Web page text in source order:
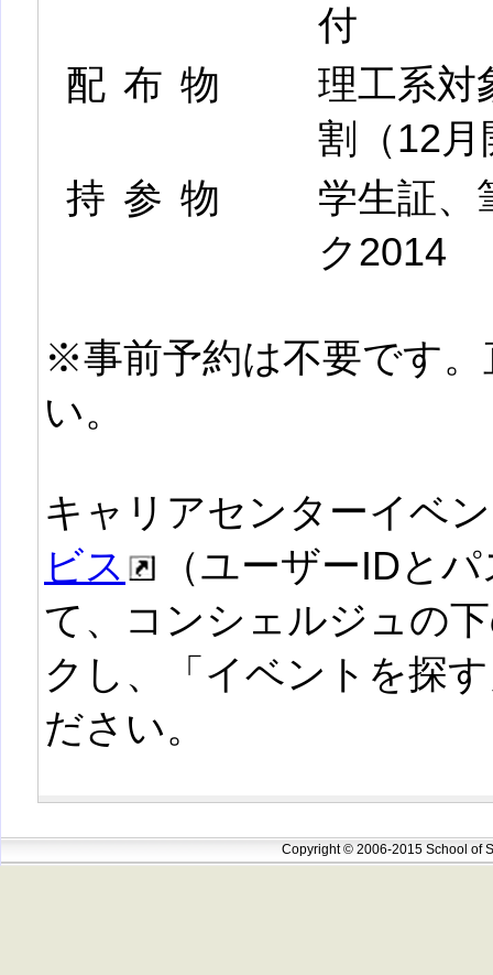
付
配布物
理工系
割（12月
持参物
学生証、
ク2014
※事前予約は不要です
い。
キャリアセンターイベ
ビス
（ユーザーIDと
て、コンシェルジュの
クし、「イベントを探
ださい。
Copyright © 2006-2015 School of